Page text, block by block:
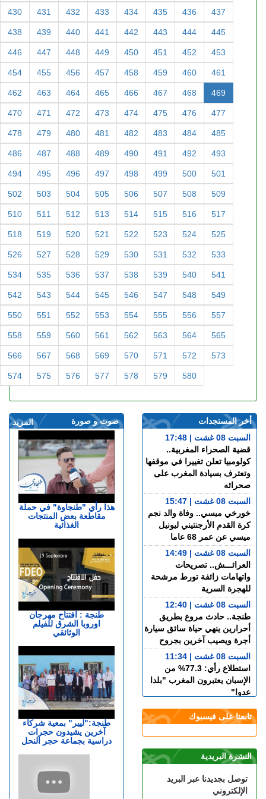
430 431 432 433 434 435 436 437
438 439 440 441 442 443 444 445
446 447 448 449 450 451 452 453
454 455 456 457 458 459 460 461
462 463 464 465 466 467 468 469
470 471 472 473 474 475 476 477
478 479 480 481 482 483 484 485
486 487 488 489 490 491 492 493
494 495 496 497 498 499 500 501
502 503 504 505 506 507 508 509
510 511 512 513 514 515 516 517
518 519 520 521 522 523 524 525
526 527 528 529 530 531 532 533
534 535 536 537 538 539 540 541
542 543 544 545 546 547 548 549
550 551 552 553 554 555 556 557
558 559 560 561 562 563 564 565
566 567 568 569 570 571 572 573
574 575 576 577 578 579 580
المزيد صوت و صورة
هذا رأي "طنجاوة" في حملة
مقاطعة بعض المنتجات
الغذائية
طنجة : افتتاح مهرجان
اوروبا الشرق للفيلم
الوثائقي
طنجة:"ليير" بمعية شركاء
آخرين يشيدون حجرات
دراسية بجماعة حجر النحل
أخر المستجدات
السبت 08 غشت | 17:48
قضية الصحراء المغربية..
كولومبيا تعلن تغييرا في موقفها
وتعترف بسيادة المغرب على
صحرائه
السبت 08 غشت | 15:47
خورخي ميسي.. وفاة والد نجم
كرة القدم الأرجنتيني ليونيل
ميسي عن عمر 68 عاما
السبت 08 غشت | 14:49
العرائـــش.. تصريحات
واتهامات زائفة تورط مرشحة
للهجرة السرية
السبت 08 غشت | 12:40
طنجة.. حادث مروع بطريق
أحرارين ينهي حياة سائق سيارة
أجرة ويصيب آخرين بجروح
السبت 08 غشت | 11:34
استطلاع رأي: 77.3% من
الإسبان يعتبرون المغرب "بلدا
عدوا"
الجمعة 07 غشت | 23:01
سوء تدبير.. وزارة النقل تتسبب
الجمعة 07 غشت | 22:30
واحدة من أكبر شبكات تهريب
المهاجرين عبر المتوسط
تابعنا على فيسبوك
النشرة البريدية
توصل بجديدنا عبر البريد
الإلكتروني